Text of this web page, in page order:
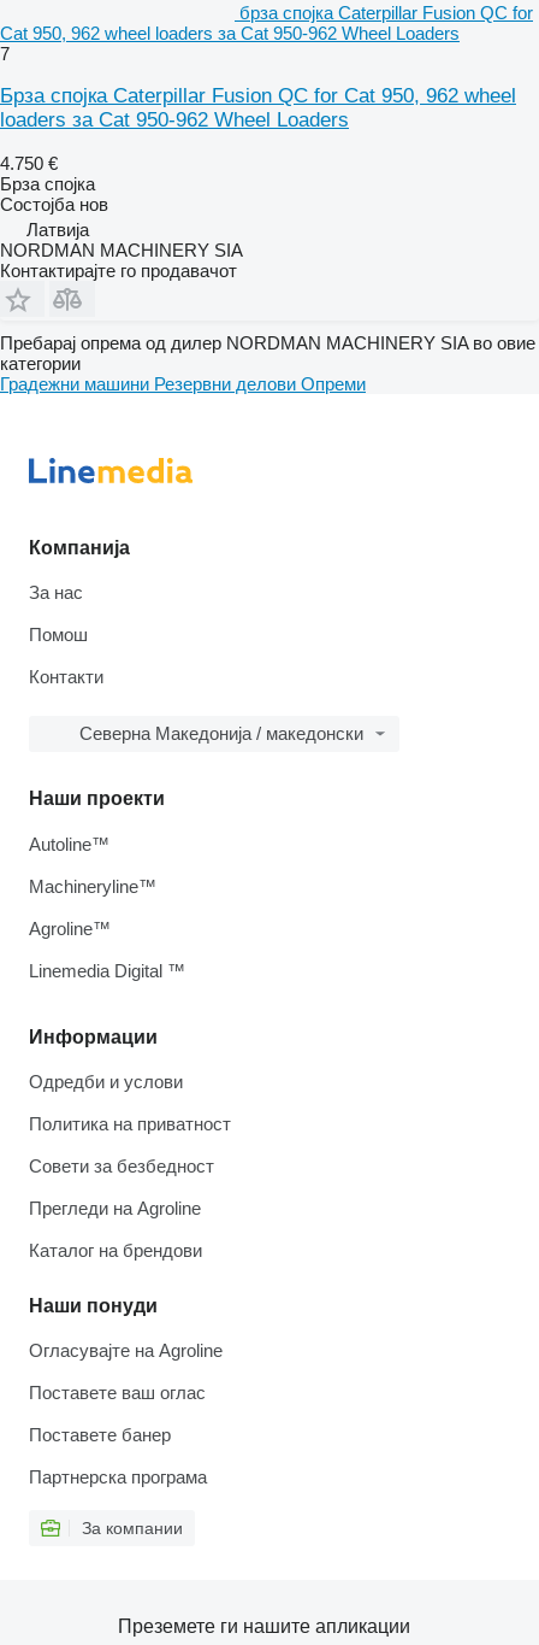
брза спојка Caterpillar Fusion QC for
Cat 950, 962 wheel loaders за Cat 950-962 Wheel Loaders
7
Брза спојка Caterpillar Fusion QC for Cat 950, 962 wheel
loaders за Cat 950-962 Wheel Loaders
4.750 €
Брза спојка
Состојба нов
Латвија
NORDMAN MACHINERY SIA
Контактирајте го продавачот
Пребарај опрема од дилер NORDMAN MACHINERY SIA во овие
категории
Градежни машини Резервни делови Опреми
Компанија
За нас
Помош
Контакти
Северна Македонија / македонски
Информации
Одредби и услови
Политика на приватност
Совети за безбедност
Прегледи на Agroline
Каталог на брендови
Наши понуди
Огласувајте на Agroline
Поставете ваш оглас
Поставете банер
Партнерска програма
За компании
Наши проекти
Autoline™
Machineryline™
Agroline™
Linemedia Digital ™
Преземете ги нашите апликации